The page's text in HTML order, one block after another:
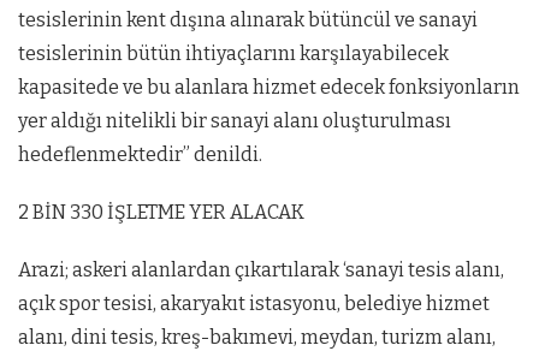
tesislerinin kent dışına alınarak bütüncül ve sanayi
tesislerinin bütün ihtiyaçlarını karşılayabilecek
kapasitede ve bu alanlara hizmet edecek fonksiyonların
yer aldığı nitelikli bir sanayi alanı oluşturulması
hedeflenmektedir” denildi.
2 BİN 330 İŞLETME YER ALACAK
Arazi; askeri alanlardan çıkartılarak ‘sanayi tesis alanı,
açık spor tesisi, akaryakıt istasyonu, belediye hizmet
alanı, dini tesis, kreş-bakımevi, meydan, turizm alanı,